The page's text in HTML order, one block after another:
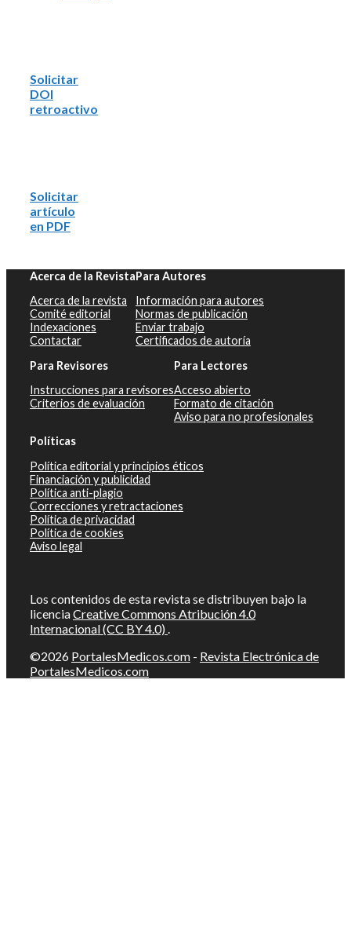
Solicitar
DOI
retroactivo
Solicitar
artículo
en PDF
Acerca de la Revista
Acerca de la revista
Comité editorial
Indexaciones
Contactar
Para Autores
Información para autores
Normas de publicación
Enviar trabajo
Certificados de autoría
Para Revisores
Instrucciones para revisores
Criterios de evaluación
Para Lectores
Acceso abierto
Formato de citación
Aviso para no profesionales
Políticas
Política editorial y principios éticos
Financiación y publicidad
Política anti-plagio
Correcciones y retractaciones
Política de privacidad
Política de cookies
Aviso legal
Los contenidos de esta revista se distribuyen bajo la
licenciaCreative Commons Atribución 4.0
Internacional (CC BY 4.0) .
©2026 PortalesMedicos.com - Revista Electrónica de
PortalesMedicos.com